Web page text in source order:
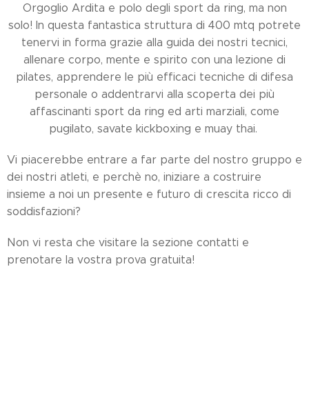
Orgoglio Ardita e polo degli sport da ring, ma non
solo! In questa fantastica struttura di 400 mtq potrete
tenervi in forma grazie alla guida dei nostri tecnici,
allenare corpo, mente e spirito con una lezione di
pilates, apprendere le più efficaci tecniche di difesa
personale o addentrarvi alla scoperta dei più
affascinanti sport da ring ed arti marziali, come
pugilato, savate kickboxing e muay thai.
Vi piacerebbe entrare a far parte del nostro gruppo e
dei nostri atleti, e perchè no, iniziare a costruire
insieme a noi un presente e futuro di crescita ricco di
soddisfazioni?
Non vi resta che visitare la sezione contatti e
prenotare la vostra prova gratuita!